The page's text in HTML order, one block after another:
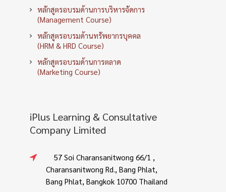
หลักสูตรอบรมด้านการบริหารจัดการ
(Management Course)
หลักสูตรอบรมด้านทรัพยากรบุคคล
(HRM & HRD Course)
หลักสูตรอบรมด้านการตลาด
(Marketing Course)
iPlus Learning & Consultative
Company Limited
57 Soi Charansanitwong 66/1 ,
Charansanitwong Rd., Bang Phlat,
Bang Phlat, Bangkok 10700 Thailand